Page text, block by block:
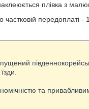
плівка з
передоплаті -
та